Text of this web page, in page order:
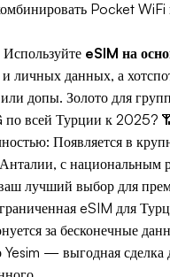
Pocket
eSIM на
и личных данных, а
допы. Золото для
по всей Турции к 2025?
Появляется в
с национальным
лучший выбор для
eSIM для
за бесконечные
Yesim — выгодная